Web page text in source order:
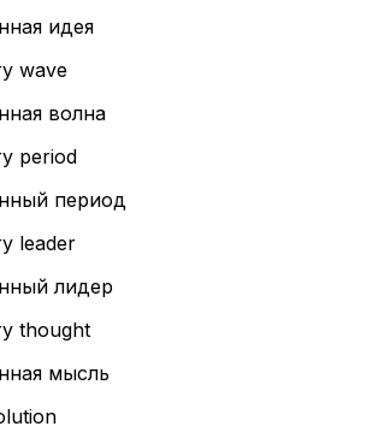
идея
wave
волна
period
период
leader
лидер
thought
мысль